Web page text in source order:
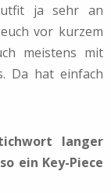
ja sehr an
vor kurzem
meistens mit
Da hat einfach
langer
ein Key-Piece